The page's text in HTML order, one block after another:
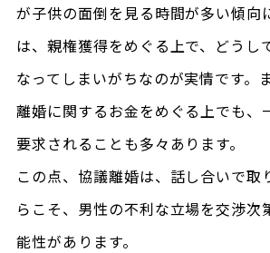
が子供の面倒を見る時間が多い傾向
は、親権獲得をめぐる上で、どうし
なってしまいがちなのが実情です。
離婚に関するお金をめぐる上でも、
要求されることも多々あります。
この点、協議離婚は、話し合いで取
らこそ、男性の不利な立場を交渉次
能性があります。